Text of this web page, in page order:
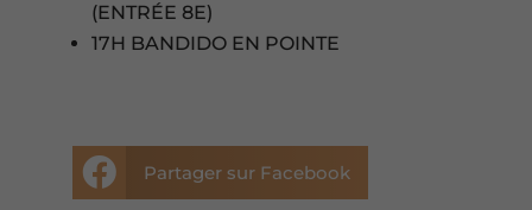
(ENTRÉE 8E)
17H BANDIDO EN POINTE
 Partager sur Facebook